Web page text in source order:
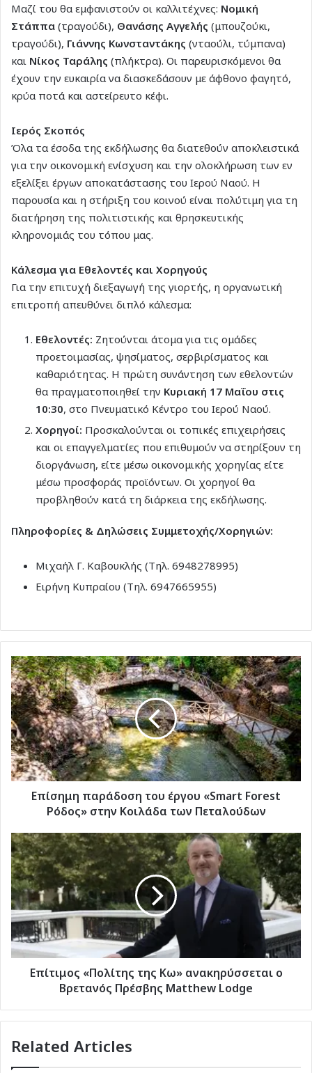
Μαζί του θα εμφανιστούν οι καλλιτέχνες: Νομική
Στάππα (τραγούδι), Θανάσης Αγγελής (μπουζούκι,
τραγούδι), Γιάννης Κωνσταντάκης (νταούλι, τύμπανα)
και Νίκος Ταράλης (πλήκτρα). Οι παρευρισκόμενοι θα
έχουν την ευκαιρία να διασκεδάσουν με άφθονο φαγητό,
κρύα ποτά και αστείρευτο κέφι.
Ιερός Σκοπός
Όλα τα έσοδα της εκδήλωσης θα διατεθούν αποκλειστικά
για την οικονομική ενίσχυση και την ολοκλήρωση των εν
εξελίξει έργων αποκατάστασης του Ιερού Ναού. Η
παρουσία και η στήριξη του κοινού είναι πολύτιμη για τη
διατήρηση της πολιτιστικής και θρησκευτικής
κληρονομιάς του τόπου μας.
Κάλεσμα για Εθελοντές και Χορηγούς
Για την επιτυχή διεξαγωγή της γιορτής, η οργανωτική
επιτροπή απευθύνει διπλό κάλεσμα:
Εθελοντές: Ζητούνται άτομα για τις ομάδες
προετοιμασίας, ψησίματος, σερβιρίσματος και
καθαριότητας. Η πρώτη συνάντηση των εθελοντών
θα πραγματοποιηθεί την Κυριακή 17 Μαΐου στις
10:30, στο Πνευματικό Κέντρο του Ιερού Ναού.
Χορηγοί: Προσκαλούνται οι τοπικές επιχειρήσεις
και οι επαγγελματίες που επιθυμούν να στηρίξουν τη
διοργάνωση, είτε μέσω οικονομικής χορηγίας είτε
μέσω προσφοράς προϊόντων. Οι χορηγοί θα
προβληθούν κατά τη διάρκεια της εκδήλωσης.
Πληροφορίες & Δηλώσεις Συμμετοχής/Χορηγιών:
Μιχαήλ Γ. Καβουκλής (Τηλ. 6948278995)
Ειρήνη Κυπραίου (Τηλ. 6947665955)
Επίσημη
παράδοση
του
έργου
«Smart
Forest
Ρόδος»
στην
Κοιλάδα
Πεταλούδων
Επίσημη παράδοση του έργου «Smart Forest
Ρόδος» στην Κοιλάδα των Πεταλούδων
Επίτιμος
«Πολίτης
της
Κω»
ανακηρύσσεται
ο
Βρετανός
Πρέσβης
Matthew
LodgeΕπίτιμος «Πολίτης της Κω» ανακηρύσσεται ο
Βρετανός Πρέσβης Matthew Lodge
Related Articles